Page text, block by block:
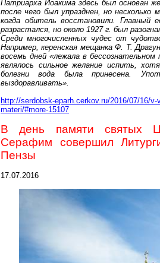
Патриарха Иоакима здесь был основан
после чего был упразднен, но
когда обитель восстановили. Главный
разрастался, но около 1927 г. был
Среди многочисленных чудес от
Например, керенская мещанка Ф. Т.
восемь дней «лежала в
являлось сильное желание испить,
болезни вода была принесена.
выздоравливать».
http://serdobsk-eparh.cerkov.ru/2016/07/16/
materi/#more-15107
В день памяти святых
Серафим совершил
Пензы
17.07.2016